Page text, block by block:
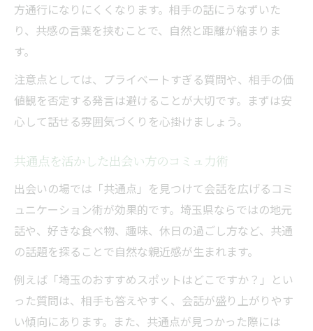
方通行になりにくくなります。相手の話にうなずいた
り、共感の言葉を挟むことで、自然と距離が縮まりま
す。
注意点としては、プライベートすぎる質問や、相手の価
値観を否定する発言は避けることが大切です。まずは安
心して話せる雰囲気づくりを心掛けましょう。
共通点を活かした出会い方のコミュ力術
出会いの場では「共通点」を見つけて会話を広げるコミ
ュニケーション術が効果的です。埼玉県ならではの地元
話や、好きな食べ物、趣味、休日の過ごし方など、共通
の話題を探ることで自然な親近感が生まれます。
例えば「埼玉のおすすめスポットはどこですか？」とい
った質問は、相手も答えやすく、会話が盛り上がりやす
い傾向にあります。また、共通点が見つかった際には